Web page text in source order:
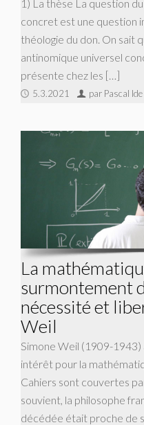
1) La thèse La question
concret est une question
théologie du don. On sait
antinomique universel
présente chez les […]
5.3.2021 par Pascal Ide
La
surmontement
nécessité et
Weil
Simone Weil (1909-1943)
intérêt pour la
Cahiers sont couvertes
souvient, la philosophe
décédée était proche de